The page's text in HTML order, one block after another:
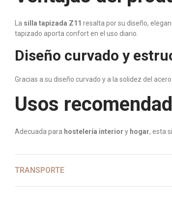
La silla tapizada Z11 resalta por su diseño,
tapizado aporta confort en el uso diario.
Diseño curvado y
Gracias a su diseño curvado y a la solidez del
Usos
Adecuada para hostelería interior y hogar, esta
TRANSPORTE